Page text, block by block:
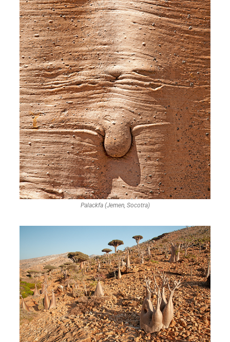
Palackfa (Jemen, Socotra)